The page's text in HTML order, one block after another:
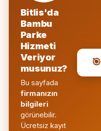
Bitlis'da
Bambu
Parke
Hizmeti
Veriyor
musunuz?
Bu sayfada
firmanızın
bilgileri
görünebilir.
Ücretsiz kayıt
🎯